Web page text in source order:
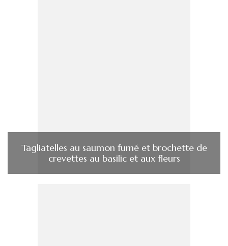
Tagliatelles au saumon fumé et brochette de
crevettes au basilic et aux fleurs